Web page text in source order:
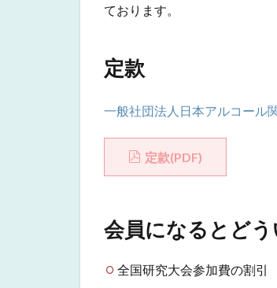
ております。
定款
一般社団法人日本アルコール
定款(PDF)
会員になるとど
全国研究大会参加費の割引